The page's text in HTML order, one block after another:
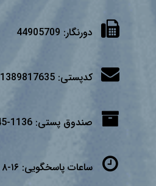
دورنگار: 44905709
کدپستی: 1389817635
صندوق پستی: 1136-13445
ساعات پاسخگویی: ۱۶-۸